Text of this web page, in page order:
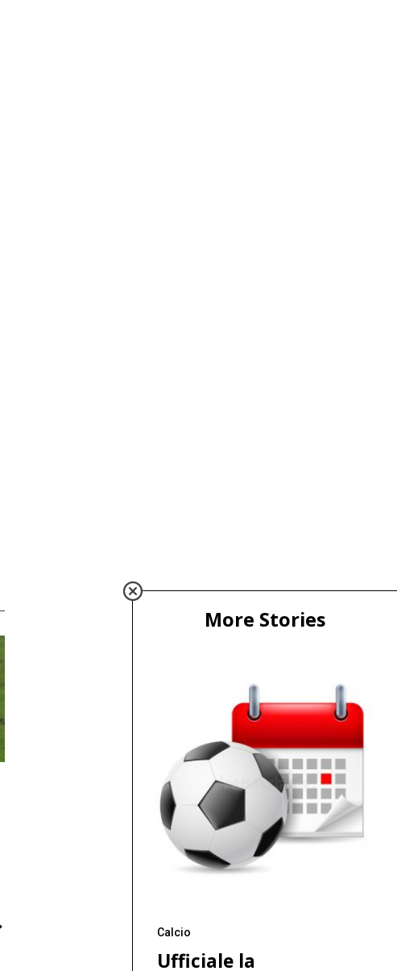
More Stories
Calcio
Ufficiale la